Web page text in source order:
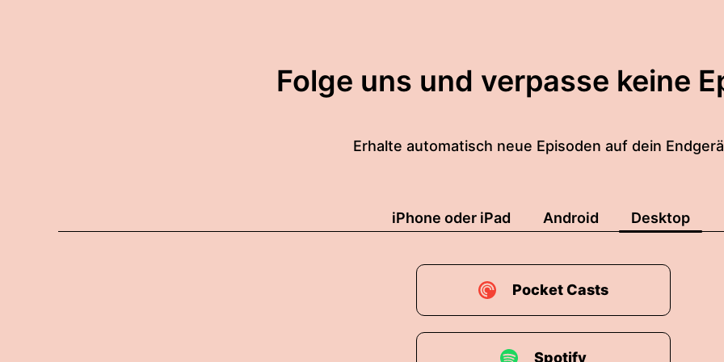
Folge uns und verpasse keine
Erhalte automatisch neue Episoden auf dein
iPhone oder iPad Android Desktop
Pocket Casts
Spotify